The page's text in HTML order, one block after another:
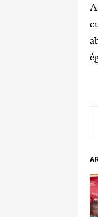
A